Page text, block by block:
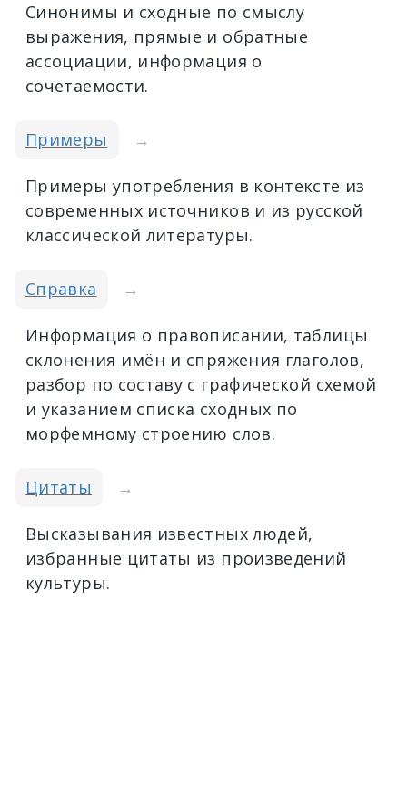
Синонимы и сходные по смыслу
выражения, прямые и обратные
ассоциации, информация о
сочетаемости.
Примеры →
Примеры употребления в контексте из
современных источников и из русской
классической литературы.
Справка →
Информация о правописании, таблицы
склонения имён и спряжения глаголов,
разбор по составу с графической схемой
и указанием списка сходных по
морфемному строению слов.
Цитаты →
Высказывания известных людей,
избранные цитаты из произведений
культуры.